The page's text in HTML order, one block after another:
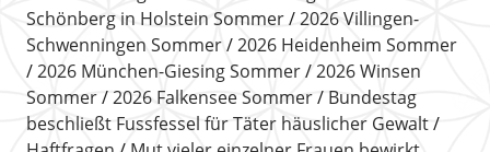
Schönberg in Holstein Sommer
2026 Villingen-
Schwenningen Sommer
2026 Heidenheim Sommer
2026 München-Giesing Sommer
2026 Winsen
Sommer
2026 Falkensee Sommer
Bundestag
beschließt Fussfessel für Täter häuslicher Gewalt